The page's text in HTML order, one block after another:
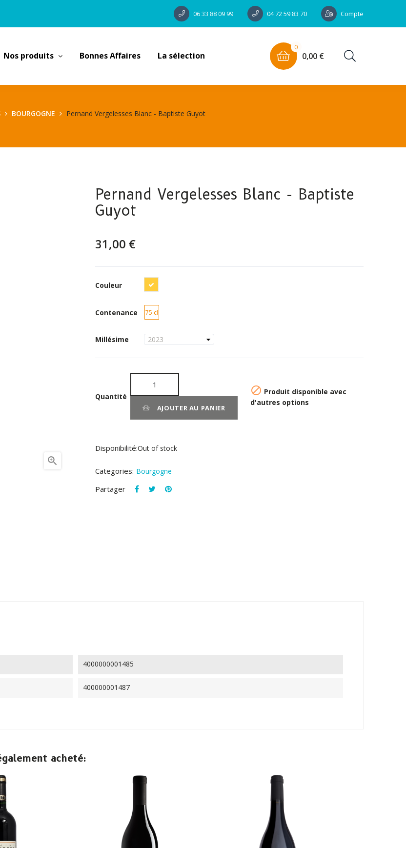
06 33 88 09 99 04 72 59 83 70 Compte
Nos produits Bonnes Affaires La sélection
0
0,00 €
BOURGOGNE Pernand Vergelesses Blanc - Baptiste Guyot

Pernand Vergelesses Blanc - Baptiste
Guyot
31,00 €
Couleur
Contenance 75 cl
Millésime
Quantité
AJOUTER AU PANIER
 Produit disponible avec
d'autres options
Disponibilité:Out of stock
Categories: Bourgogne
Partager
4000000001485
400000001487
acheté: